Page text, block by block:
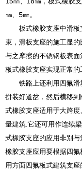
㎜、5㎜。
板式橡胶支座中滑
束，滑板支座的施工显
与之摩擦的不锈钢板表
板式橡胶支座实现正常的
铁路上还利用四氟
拼装好道岔，然后横移
式橡胶支座适用于大跨
量建筑.它还可用作连续
式橡胶支座的应用非别
橡胶支座应用要根据四
用方面四氟板式建筑支